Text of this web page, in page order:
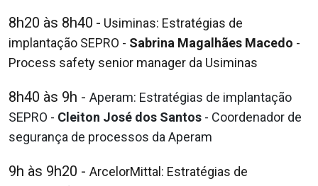
8h20 às 8h40 - Usiminas: Estratégias de
implantação SEPRO - Sabrina Magalhães Macedo -
Process safety senior manager da Usiminas
8h40 às 9h - Aperam: Estratégias de implantação
SEPRO - Cleiton José dos Santos - Coordenador de
segurança de processos da Aperam
9h às 9h20 - ArcelorMittal: Estratégias de